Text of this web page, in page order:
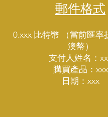
郵件格式
0.xxx 比特幣 （當前匯率
澳幣）
支付人姓名：
購買產品：xxx
日期：xxx